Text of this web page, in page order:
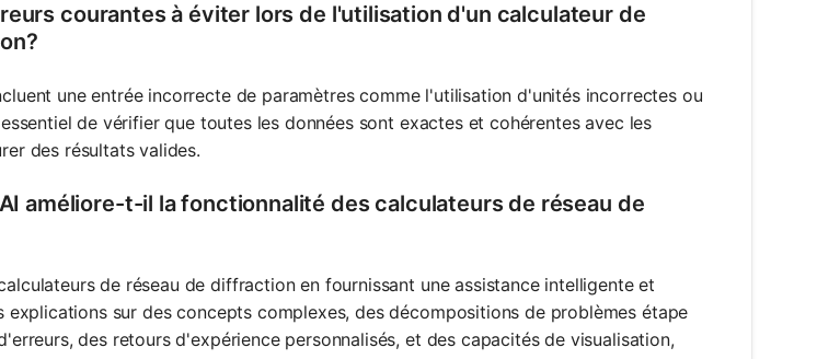
courantes à éviter lors de l'utilisation d'un calculateur de
une entrée incorrecte de paramètres comme l'utilisation d'unités incorrectes ou
de vérifier que toutes les données sont exactes et cohérentes avec les
des résultats valides.
améliore-t-il la fonctionnalité des calculateurs de réseau de
de réseau de diffraction en fournissant une assistance intelligente et
explications sur des concepts complexes, des décompositions de problèmes étape
des retours d'expérience personnalisés, et des capacités de visualisation,